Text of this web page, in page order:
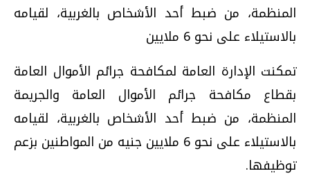
المنظمة، من ضبط أحد الأشخاص بالغربية، لقيامه
بالاستيلاء على نحو 6 ملايين
تمكنت الإدارة العامة لمكافحة جرائم الأموال العامة
بقطاع مكافحة جرائم الأموال العامة والجريمة
المنظمة، من ضبط أحد الأشخاص بالغربية، لقيامه
بالاستيلاء على نحو 6 ملايين جنيه من المواطنين بزعم
توظيفها.